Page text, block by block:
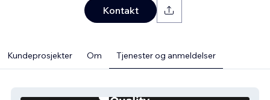
Kontakt
Kundeprosjekter Om Tjenester og anmeldelser